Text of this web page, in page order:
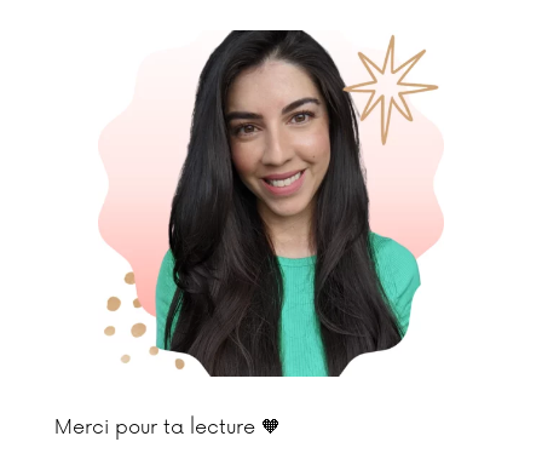
Merci pour ta lecture 🧡